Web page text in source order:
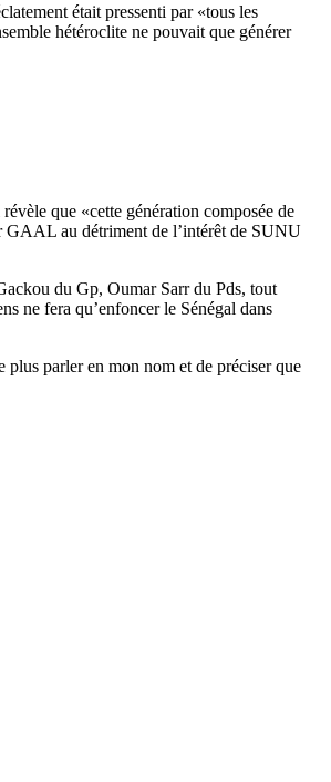
était pressenti par «tous les
hétéroclite ne pouvait que générer
que «cette génération composée de
GAAL au détriment de l’intérêt de SUNU
du Gp, Oumar Sarr du Pds, tout
ne fera qu’enfoncer le Sénégal dans
plus parler en mon nom et de préciser que